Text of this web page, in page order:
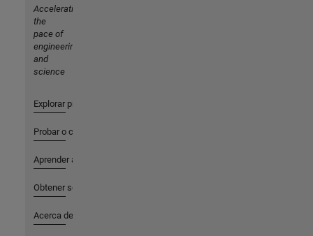
Accelerating
the
pace of
engineering
and
science
Explorar productos
Probar o comprar
Aprender a utilizar
Obtener soporte
Acerca de MathWorks